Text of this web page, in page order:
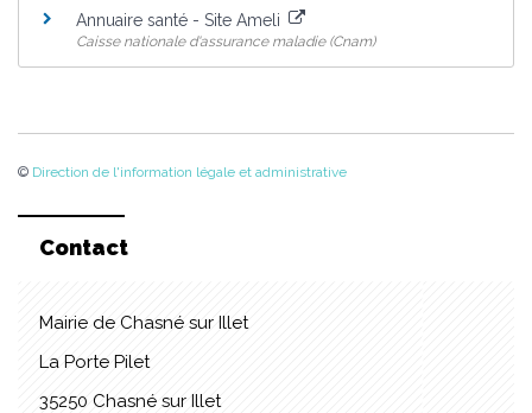
Annuaire santé - Site Ameli
Caisse nationale d'assurance maladie (Cnam)
© Direction de l'information légale et administrative
Contact
Mairie de Chasné sur Illet
La Porte Pilet
35250 Chasné sur Illet